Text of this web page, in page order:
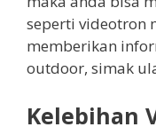
seperti videotron
memberikan
outdoor, simak
Kelebihan